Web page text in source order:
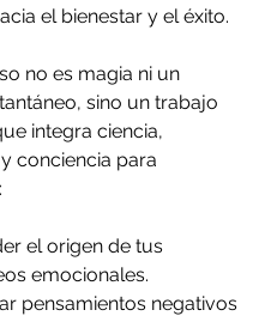
el bienestar y el éxito.
no es magia ni un
sino un trabajo
integra ciencia,
conciencia para
el origen de tus
emocionales.
pensamientos negativos